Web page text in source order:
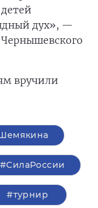
дух», —
Чернышевского
вручили
#СилаРоссии
#турнир